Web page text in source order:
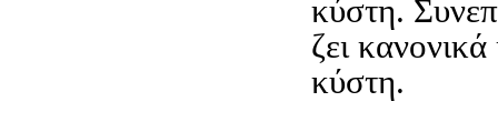
κύστη.
ζει
κύστη.